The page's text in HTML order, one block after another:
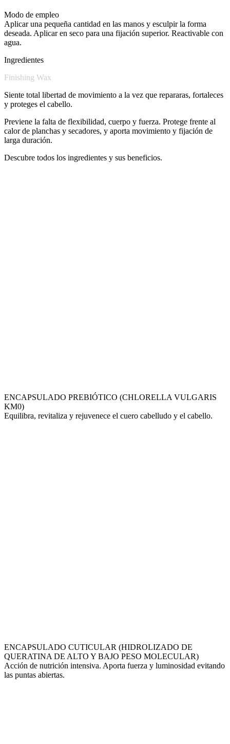
Modo de empleo
Aplicar una pequeña cantidad en las manos y esculpir la forma
deseada. Aplicar en seco para una fijación superior. Reactivable con
agua.
Ingredientes
Finishing Wax
Siente total libertad de movimiento a la vez que repararas, fortaleces
y proteges el cabello.
Previene la falta de flexibilidad, cuerpo y fuerza. Protege frente al
calor de planchas y secadores, y aporta movimiento y fijación de
larga duración.
Descubre todos los ingredientes y sus beneficios.
ENCAPSULADO PREBIÓTICO (CHLORELLA VULGARIS
KM0)
Equilibra, revitaliza y rejuvenece el cuero cabelludo y el cabello.
ENCAPSULADO CUTICULAR (HIDROLIZADO DE
QUERATINA DE ALTO Y BAJO PESO MOLECULAR)
Acción de nutrición intensiva. Aporta fuerza y luminosidad evitando
las puntas abiertas.